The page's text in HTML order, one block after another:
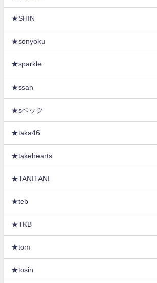
★SHIN
★sonyoku
★sparkle
★ssan
★sベック
★taka46
★takehearts
★TANITANI
★teb
★TKB
★tom
★tosin